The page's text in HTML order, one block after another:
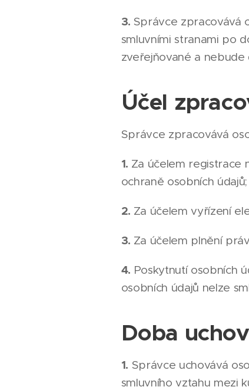
3. Správce zpracovává
smluvními stranami po
zveřejňované a
Účel
Správce zpracovává
1. Za účelem registrace
ochraně osobních údajů;
2. Za účelem vyřízení
3. Za účelem plnění
4. Poskytnutí osobních
osobních údajů nelze
Doba
1. Správce uchovává
smluvního vztahu mezi